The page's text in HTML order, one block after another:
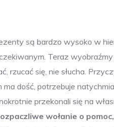
są bardzo wysoko w
Teraz wyobraźmy
rzucać się, nie słucha.
ma dość, potrzebuje
przekonali się na
wołanie o